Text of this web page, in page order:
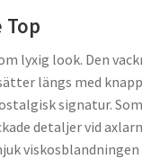
Top
lyxig look. Den
längs med
signatur.
detaljer vid
viskosblandningen